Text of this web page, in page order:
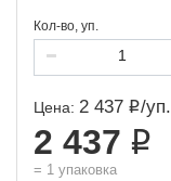
Кол-во, уп.
Цена: 2 437 /уп.
2 437
= 1 упаковка